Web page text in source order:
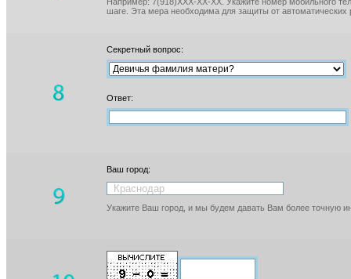
шаге. Эта мера необходима для защиты от автоматических
Секретный вопрос:
Ответ:
Ваш город:
Укажите Ваш город, и мы будем давать Вам более точную